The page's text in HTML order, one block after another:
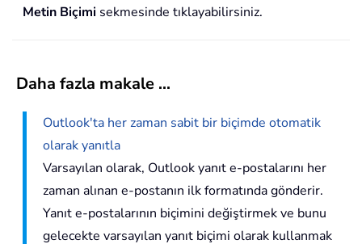
Metin Biçimi sekmesinde tıklayabilirsiniz.
Daha fazla makale ...
Outlook'ta her zaman sabit bir biçimde otomatik
olarak yanıtla
Varsayılan olarak, Outlook yanıt e-postalarını her
zaman alınan e-postanın ilk formatında gönderir.
Yanıt e-postalarının biçimini değiştirmek ve bunu
gelecekte varsayılan yanıt biçimi olarak kullanmak